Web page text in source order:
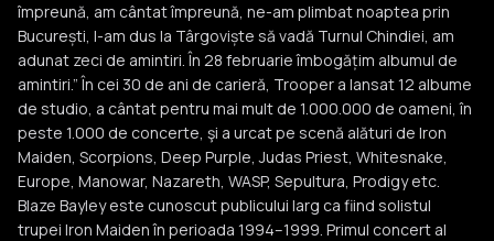
împreună, am cântat împreună, ne-am plimbat noaptea prin
București, l-am dus la Târgoviște să vadă Turnul Chindiei, am
adunat zeci de amintiri. În 28 februarie îmbogățim albumul de
amintiri.” În cei 30 de ani de carieră, Trooper a lansat 12 albume
de studio, a cântat pentru mai mult de 1.000.000 de oameni, în
peste 1.000 de concerte, şi a urcat pe scenă alături de Iron
Maiden, Scorpions, Deep Purple, Judas Priest, Whitesnake,
Europe, Manowar, Nazareth, WASP, Sepultura, Prodigy etc.
Blaze Bayley este cunoscut publicului larg ca fiind solistul
trupei Iron Maiden în perioada 1994–1999. Primul concert al